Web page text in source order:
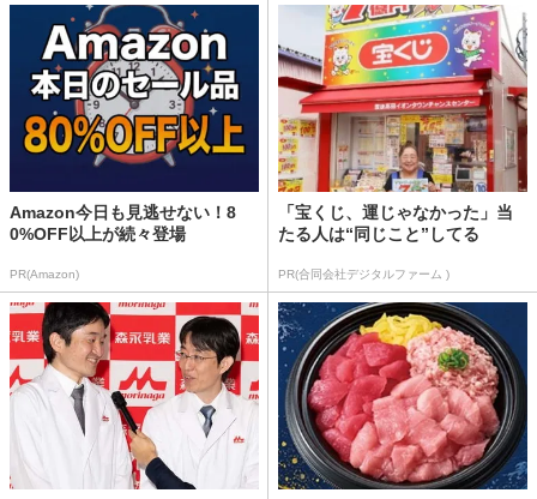
Amazon今日も見逃せない！8
0%OFF以上が続々登場
PR(Amazon)
「宝くじ、運じゃなかった」当
たる人は“同じこと”してる
PR(合同会社デジタルファーム )